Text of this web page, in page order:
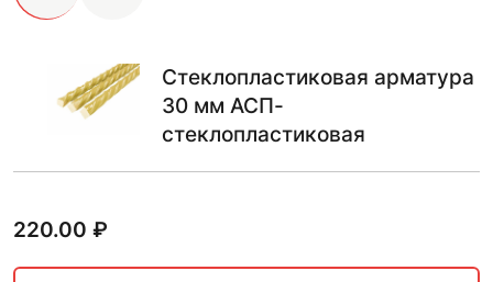
Стеклопластиковая арматура
30 мм АСП-
стеклопластиковая
220.00 ₽